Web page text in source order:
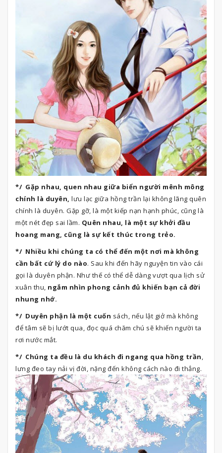
*/ Gặp nhau, quen nhau giữa biển người mênh mông
chính là duyên, lưu lạc giữa hồng trần lại không lãng quên
chính là duyên. Gặp gỡ, là một kiếp nạn hạnh phúc, cũng là
một nét đẹp sai lầm. Quên nhau, là một sự khởi đầu
hoang mang, cũng là sự kết thúc trong trẻo.
*/ Nhiều khi chúng ta có thể đến một nơi mà không
cần bất cứ lý do nào. Sau khi đến hãy nguyện tin vào cái
gọi là duyên phận. Như thế có thể dễ dàng vượt qua lịch sử
xuân thu, ngắm nhìn phong cảnh đủ khiến bạn cả đời
nhung nhớ.
*/ Duyên phận là một cuốn sách, nếu lật giở mà không
để tâm sẽ bị lướt qua, đọc quá chăm chú sẽ khiến người ta
rơi nước mắt.
*/ Chúng ta đều là du khách đi ngang qua hồng trần,
lưng đeo tay nải vị đời, nặng đến không cách nào đi thẳng.